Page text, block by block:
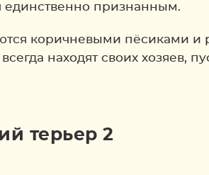
единственно признанным.
коричневыми пёсиками и
находят своих хозяев,